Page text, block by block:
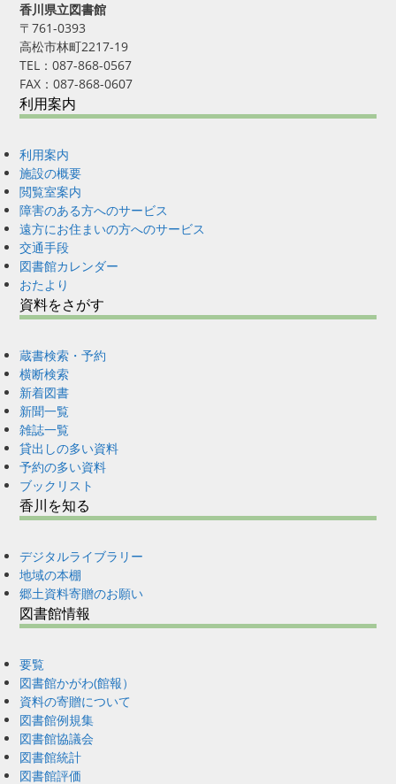
香川県立図書館
〒761-0393
高松市林町2217-19
TEL：087-868-0567
FAX：087-868-0607
利用案内
利用案内
施設の概要
閲覧室案内
障害のある方へのサービス
遠方にお住まいの方へのサービス
交通手段
図書館カレンダー
おたより
資料をさがす
蔵書検索・予約
横断検索
新着図書
新聞一覧
雑誌一覧
貸出しの多い資料
予約の多い資料
ブックリスト
香川を知る
デジタルライブラリー
地域の本棚
郷土資料寄贈のお願い
図書館情報
要覧
図書館かがわ(館報）
資料の寄贈について
図書館例規集
図書館協議会
図書館統計
図書館評価